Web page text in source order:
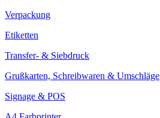
Verpackung
Etiketten
Transfer- & Siebdruck
Grußkarten, Schreibwaren & Umschläge
Signage & POS